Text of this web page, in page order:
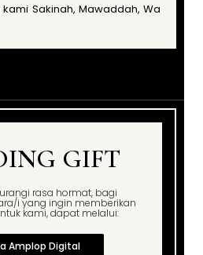
Sakinah, Mawaddah, Wa
GIFT
rasa hormat, bagi
i yang ingin memberikan
kami, dapat melalui:
Amplop Digital